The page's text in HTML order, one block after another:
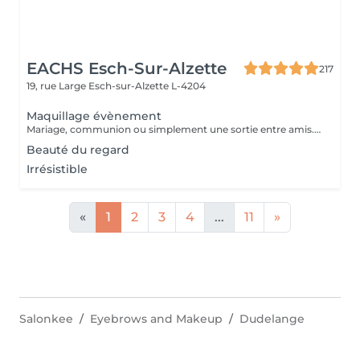
EACHS Esch-Sur-Alzette
217
19, rue Large Esch-sur-Alzette L-4204
Maquillage évènement
Mariage, communion ou simplement une sortie entre amis. Notre maquilleuse professionnelle s'adapte à vos envies et besoins. N'attendez plus et réservez ce service d'exception qui sera la touche finale à votre évènement.
Beauté du regard
Irrésistible
« 1 2 3 4 ... 11 »
Salonkee Eyebrows and Makeup Dudelange